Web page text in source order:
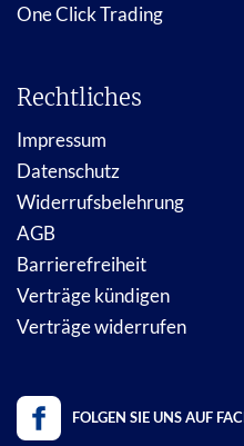
One Click Trading
Rechtliches
Impressum
Datenschutz
Widerrufsbelehrung
AGB
Barrierefreiheit
Verträge kündigen
Verträge widerrufen
FOLGEN SIE UNS AUF